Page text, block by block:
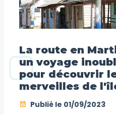
La route en
un voyage
pour découvrir
merveilles de
Publié le 01/09/2023